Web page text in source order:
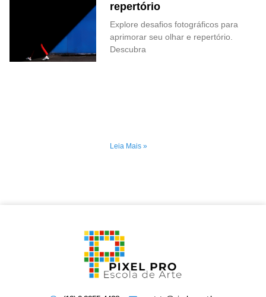
repertório
Explore desafios fotográficos para
aprimorar seu olhar e repertório.
Descubra
Leia Mais »